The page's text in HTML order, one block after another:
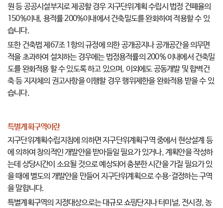
원 등 공공시설부지로 제공할 경우 지구단위계획 수립시 법정 건폐율의
150%이내, 용적률 200%이내에서 건축밀도를 완화하여 적용할 수 있
습니다.
또한 건축법 제67조 1항의 규정에 의한 공개공지나 공개공간을 의무면
적을 초과하여 설치하는 경우에는 법정용적률의 200% 이내에서 건축밀
도를 완화적용 할 수 있도록 하고 있으며, 이외에도 공동개발 및 합벽건
축 등 지자체의 권고사항을 이행할 경우 행위제한을 완화적용 받을 수 있
습니다.
특별계획구역이란
지구단위계획수립지침에 의하면 지구단위계획구역 중에서 현상설계 등
에 의하여 창의적인 개발안을 받아들일 필요가 있거나, 계획안을 작성하
는데 상당시간이 소요될 것으로 예상되어 충분한 시간을 가질 필요가 있
을 때에 별도의 개발안을 만들어 지구단위계획으로 수용·결정하는 구역
을 말합니다.
특별계획구역의 지정대상으로는 대규모 쇼핑단지나 터미널, 전시장, 농